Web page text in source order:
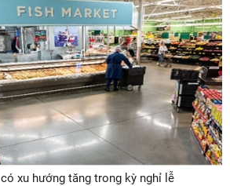
xu hướng tăng trong kỳ nghỉ lễ